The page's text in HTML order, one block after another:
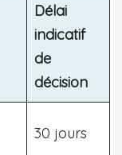
Délai
indicatif
de
décision
30 jours